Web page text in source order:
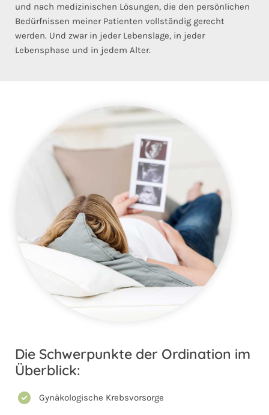
und nach medizinischen Lösungen, die den persönlichen
Bedürfnissen meiner Patienten vollständig gerecht
werden. Und zwar in jeder Lebenslage, in jeder
Lebensphase und in jedem Alter.
Die Schwerpunkte der Ordination im
Überblick:
Gynäkologische Krebsvorsorge